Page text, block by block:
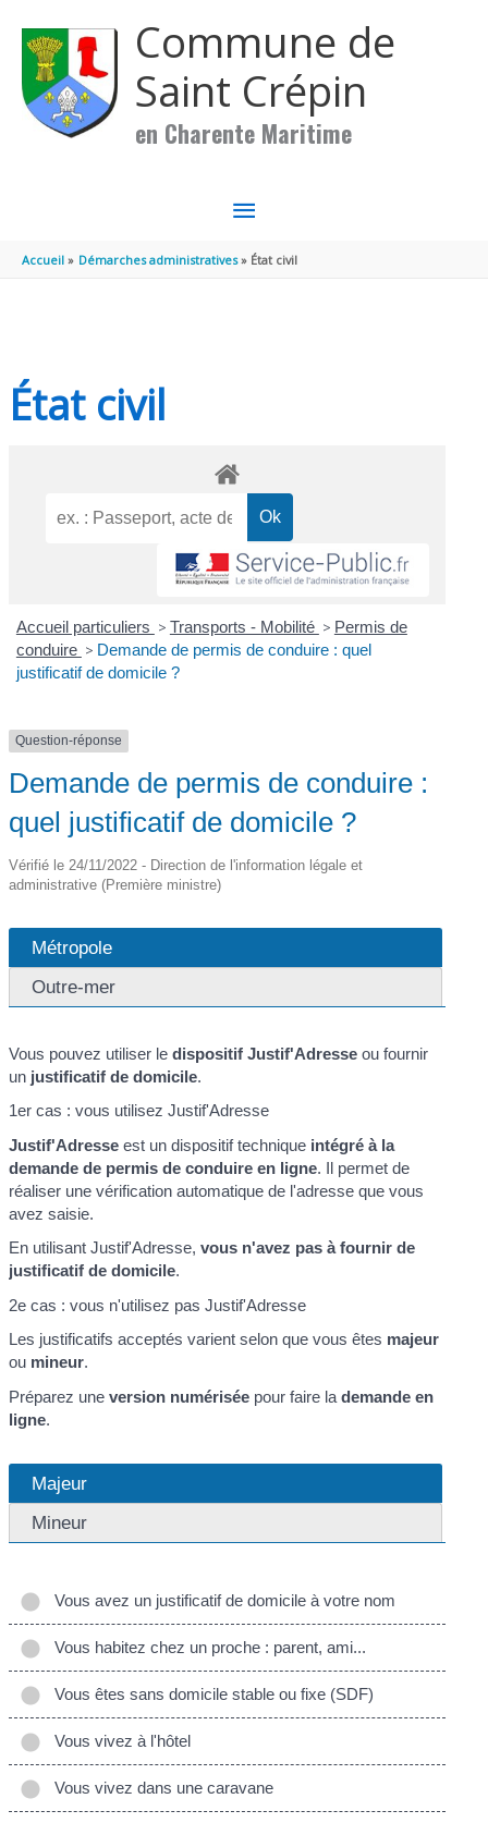
Commune de
Saint Crépin
en Charente Maritime
MENU
PRINCIPAL
Accueil Démarches administratives État civil
État civil
Accueil particuliers > Transports - Mobilité > Permis de
conduire > Demande de permis de conduire : quel
justificatif de domicile ?
Question-réponse
Demande de permis de conduire :
quel justificatif de domicile ?
Vérifié le 24/11/2022 - Direction de l'information légale et
administrative (Première ministre)
Métropole
Outre-mer
Vous pouvez utiliser ledispositif Justif'Adresse ou fournir
un justificatif de domicile.
1er cas : vous utilisez Justif'Adresse
Justif'Adresse est un dispositif technique intégré à la
demande de permis de conduire en ligne. Il permet de
réaliser une vérification automatique de l'adresse que vous
avez saisie.
En utilisant Justif'Adresse,vous n'avez pas à fournir de
justificatif de domicile.
2e cas : vous n'utilisez pas Justif'Adresse
Les justificatifs acceptés varient selon que vous êtes majeur
ou mineur.
Préparez uneversion numérisée pour faire lademande en
ligne.
Majeur
Mineur
Vous avez un justificatif de domicile à votre nom
Vous habitez chez un proche : parent, ami...
Vous êtes sans domicile stable ou fixe (SDF)
Vous vivez à l'hôtel
Vous vivez dans une caravane